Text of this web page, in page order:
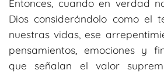
Entonces, cuando en verdad
Dios considerándolo como el
nuestras vidas, ese
pensamientos, emociones y
que señalan el valor